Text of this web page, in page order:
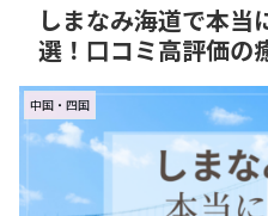
しまなみ海道で本当
選！口コミ高評価の
中国・四国